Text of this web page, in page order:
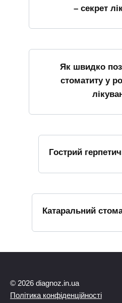
– секрет
Як швидко
стоматиту у
Гострий
Катаральний
© 2026 diagnoz.in.ua
Політика конфіденційності